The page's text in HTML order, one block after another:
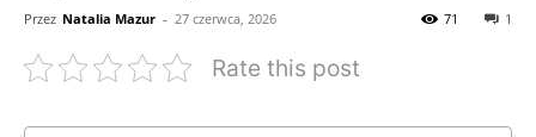
Przez Natalia Mazur - 27 czerwca, 2026 1
71
Rate this post